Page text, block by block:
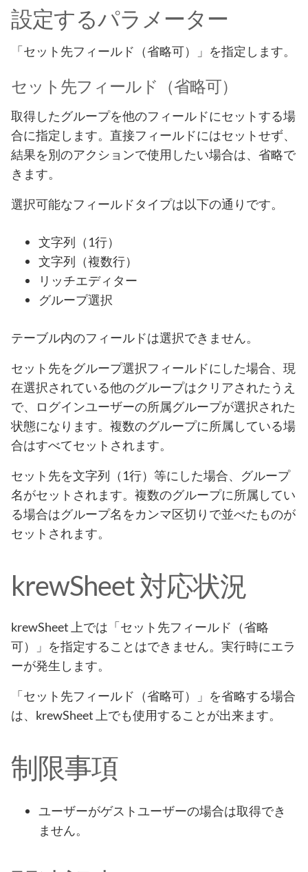
設定するパラメーター
「セット先フィールド（省略可）」を指定します。
セット先フィールド（省略可）
取得したグループを他のフィールドにセットする場
合に指定します。直接フィールドにはセットせず、
結果を別のアクションで使用したい場合は、省略で
きます。
選択可能なフィールドタイプは以下の通りです。
文字列（1行）
文字列（複数行）
リッチエディター
グループ選択
テーブル内のフィールドは選択できません。
セット先をグループ選択フィールドにした場合、現
在選択されている他のグループはクリアされたうえ
で、ログインユーザーの所属グループが選択された
状態になります。複数のグループに所属している場
合はすべてセットされます。
セット先を文字列（1行）等にした場合、グループ
名がセットされます。複数のグループに所属してい
る場合はグループ名をカンマ区切りで並べたものが
セットされます。
krewSheet 対応状況
krewSheet 上では「セット先フィールド（省略
可）」を指定することはできません。実行時にエラ
ーが発生します。
「セット先フィールド（省略可）」を省略する場合
は、krewSheet 上でも使用することが出来ます。
制限事項
ユーザーがゲストユーザーの場合は取得でき
ません。